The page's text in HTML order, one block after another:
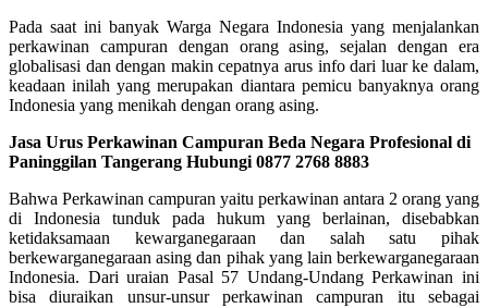
Pada saat ini banyak Warga Negara Indonesia yang menjalankan
perkawinan campuran dengan orang asing, sejalan dengan era
globalisasi dan dengan makin cepatnya arus info dari luar ke dalam,
keadaan inilah yang merupakan diantara pemicu banyaknya orang
Indonesia yang menikah dengan orang asing.
Jasa Urus Perkawinan Campuran Beda Negara Profesional di
Paninggilan Tangerang Hubungi 0877 2768 8883
Bahwa Perkawinan campuran yaitu perkawinan antara 2 orang yang
di Indonesia tunduk pada hukum yang berlainan, disebabkan
ketidaksamaan kewarganegaraan dan salah satu pihak
berkewarganegaraan asing dan pihak yang lain berkewarganegaraan
Indonesia. Dari uraian Pasal 57 Undang-Undang Perkawinan ini
bisa diuraikan unsur-unsur perkawinan campuran itu sebagai